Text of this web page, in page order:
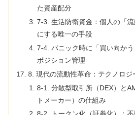
た資産配分
7-3. 生活防衛資金：個人の「
にする唯一の手段
7-4. パニック時に「買い向か
ポジション管理
8. 現代の流動性革命：テクノロ
8-1. 分散型取引所（DEX）と
トメーカー）の仕組み